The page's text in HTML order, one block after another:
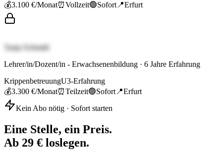
💰3.100 €/Monat⏰Vollzeit🟢Sofort 📍Erfurt
Tanja Schmidt
Lehrer/in/Dozent/in - Erwachsenenbildung · 6 Jahre Erfahrung
KrippenbetreuungU3-Erfahrung
💰3.300 €/Monat⏰Teilzeit🟢Sofort 📍Erfurt
Kein Abo nötig · Sofort starten
Eine Stelle, ein Preis.
Ab 29 € loslegen.